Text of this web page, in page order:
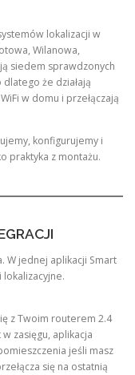
lokalizacji w
Wilanowa,
siedem sprawdzonych
że działają
w domu i przełączają
konfigurujemy i
praktyka z montażu.
W jednej aplikacji Smart
lokalizacyjne.
z Twoim routerem 2.4
zasięgu, aplikacja
jeśli masz
się na ostatnią